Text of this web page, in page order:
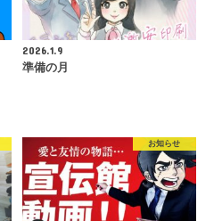
2026.1.9
準備の月
お知らせ